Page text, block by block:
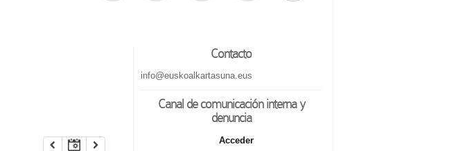
Contacto
info@euskoalkartasuna.eus
Canal de comunicación interna y
denuncia
Acceder